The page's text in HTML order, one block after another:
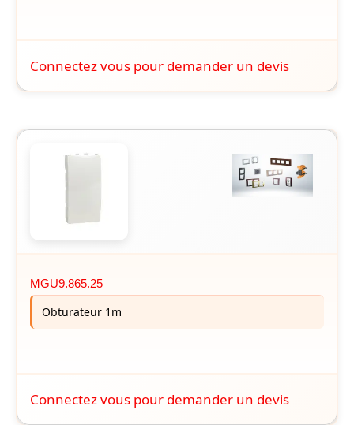
Connectez vous pour demander un devis
MGU9.865.25
Obturateur 1m
Connectez vous pour demander un devis